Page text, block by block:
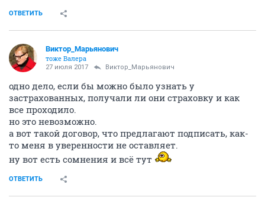
ОТВЕТИТЬ
Виктор_Марьянович
тоже Валера
27 июля 2017 Виктор_Марьянович
одно дело, если бы можно было узнать у
застрахованных, получали ли они страховку и как
все проходило.
но это невозможно.
а вот такой договор, что предлагают подписать, как-
то меня в уверенности не оставляет.
ну вот есть сомнения и всё тут
ОТВЕТИТЬ